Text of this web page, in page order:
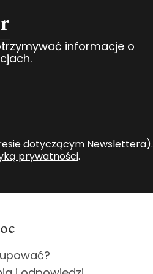
informacje o
dotyczącym Newslettera).
prywatności.